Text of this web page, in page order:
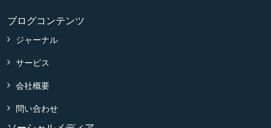
ブログコンテンツ
ジャーナル
サービス
会社概要
問い合わせ